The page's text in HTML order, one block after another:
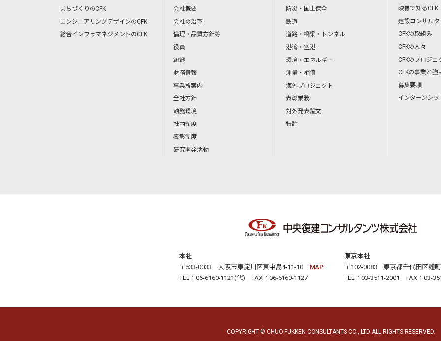
まちづくりのCFK
エンジニアリングデザインのCFK
総合インフラマネジメントのCFK
会社概要
会社の沿革
倫理・品質方針等
役員
組織
財務情報
事業所案内
全社方針
執務環境
社内制度
表彰制度
研究開発活動
防災・国土保全
鉄道
道路・橋梁・トンネル
港湾・空港
環境・エネルギー
測量・補償
海外プロジェクト
表彰業務
対外発表論文
特許
映像で知るCFK
建設コンサル
CFKの取組み
CFKの人々
CFKのプロジェ
CFKの事業と強
募集要項
インターンシッ
本社
〒533-0033 大阪市東淀川区東中島4-11-10 MAP
TEL：06-6160-1121(代) FAX：06-6160-1127
東京本社
〒102-0083 東京都千代田区麹
TEL：03-3511-2001 FAX：03-
COPYRIGHT © CHUO FUKKEN CONSULTANTS CO., LTD ALL RIGHTS RESERVED.